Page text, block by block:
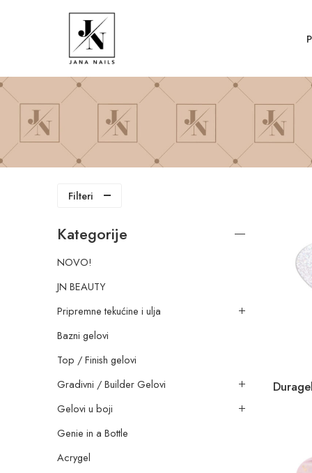
Filteri
Kategorije
NOVO!
JN BEAUTY
Pripremne tekućine i ulja
Bazni gelovi
Top / Finish gelovi
Gradivni / Builder Gelovi
Gelovi u boji
Genie in a Bottle
Acrygel